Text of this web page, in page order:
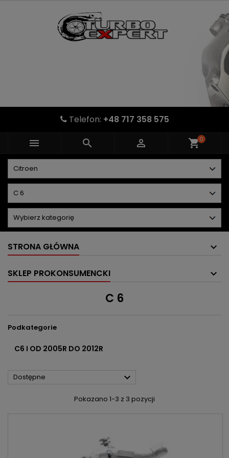
Telefon: +48 717 358 575
   shopping_cart0
STRONA GŁÓWNA
SKLEP PROKONSUMENCKI
C 6
Podkategorie
C6 I OD 2005R DO 2012R
Dostępne 
Pokazano 1-3 z 3 pozycji